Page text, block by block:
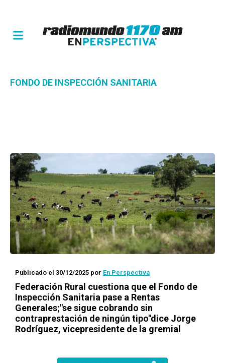
FONDO DE INSPECCIÓN SANITARIA
Publicado el 30/12/2025 por En Perspectiva
Federación Rural cuestiona que el Fondo de
Inspección Sanitaria pase a Rentas
Generales;"se sigue cobrando sin
contraprestación de ningún tipo"dice Jorge
Rodríguez, vicepresidente de la gremial